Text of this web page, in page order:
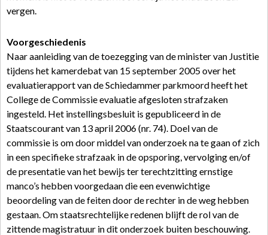
vergen.
Voorgeschiedenis
Naar aanleiding van de toezegging van de minister van Justitie
tijdens het kamerdebat van 15 september 2005 over het
evaluatierapport van de Schiedammer parkmoord heeft het
College de Commissie evaluatie afgesloten strafzaken
ingesteld. Het instellingsbesluit is gepubliceerd in de
Staatscourant van 13 april 2006 (nr. 74). Doel van de
commissie is om door middel van onderzoek na te gaan of zich
in een specifieke strafzaak in de opsporing, vervolging en/of
de presentatie van het bewijs ter terechtzitting ernstige
manco’s hebben voorgedaan die een evenwichtige
beoordeling van de feiten door de rechter in de weg hebben
gestaan. Om staatsrechtelijke redenen blijft de rol van de
zittende magistratuur in dit onderzoek buiten beschouwing.